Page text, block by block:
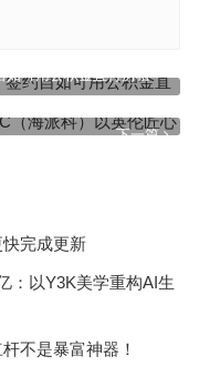
如可用公积金直付房租
下一篇
科）以英伦匠心重塑中国
完成更新
：以Y3K美学重构AI生
不是暴富神器！